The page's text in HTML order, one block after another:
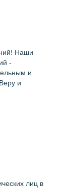
Наши
-
и
и
лиц в